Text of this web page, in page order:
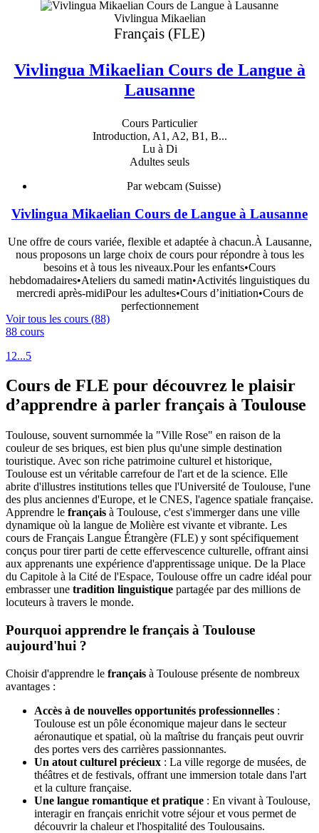
Vivlingua Mikaelian
Français (FLE)
Vivlingua Mikaelian Cours de Langue à
Lausanne
Cours Particulier
Introduction, A1, A2, B1, B...
Lu à Di
Adultes seuls
Par webcam (Suisse)
Vivlingua Mikaelian Cours de Langue à Lausanne
Une offre de cours variée, flexible et adaptée à chacun.À Lausanne,
nous proposons un large choix de cours pour répondre à tous les
besoins et à tous les niveaux.Pour les enfants•Cours
hebdomadaires•Ateliers du samedi matin•Activités linguistiques du
mercredi après-midiPour les adultes•Cours d’initiation•Cours de
perfectionnement
Voir tous les cours (88)
88 cours
1 2...5
Cours de FLE pour découvrez le plaisir
d’apprendre à parler français à Toulouse
Toulouse, souvent surnommée la "Ville Rose" en raison de la
couleur de ses briques, est bien plus qu'une simple destination
touristique. Avec son riche patrimoine culturel et historique,
Toulouse est un véritable carrefour de l'art et de la science. Elle
abrite d'illustres institutions telles que l'Université de Toulouse, l'une
des plus anciennes d'Europe, et le CNES, l'agence spatiale française.
Apprendre le français à Toulouse, c'est s'immerger dans une ville
dynamique où la langue de Molière est vivante et vibrante. Les
cours de Français Langue Étrangère (FLE) y sont spécifiquement
conçus pour tirer parti de cette effervescence culturelle, offrant ainsi
aux apprenants une expérience d'apprentissage unique. De la Place
du Capitole à la Cité de l'Espace, Toulouse offre un cadre idéal pour
embrasser une tradition linguistique partagée par des millions de
locuteurs à travers le monde.
Pourquoi apprendre le français à Toulouse
aujourd'hui ?
Choisir d'apprendre le français à Toulouse présente de nombreux
avantages :
Accès à de nouvelles opportunités professionnelles :
Toulouse est un pôle économique majeur dans le secteur
aéronautique et spatial, où la maîtrise du français peut ouvrir
des portes vers des carrières passionnantes.
Un atout culturel précieux : La ville regorge de musées, de
théâtres et de festivals, offrant une immersion totale dans l'art
et la culture française.
Une langue romantique et pratique : En vivant à Toulouse,
interagir en français enrichit votre séjour et vous permet de
découvrir la chaleur et l'hospitalité des Toulousains.